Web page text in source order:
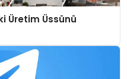
Üretim Üssünü